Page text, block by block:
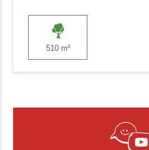
510 m²